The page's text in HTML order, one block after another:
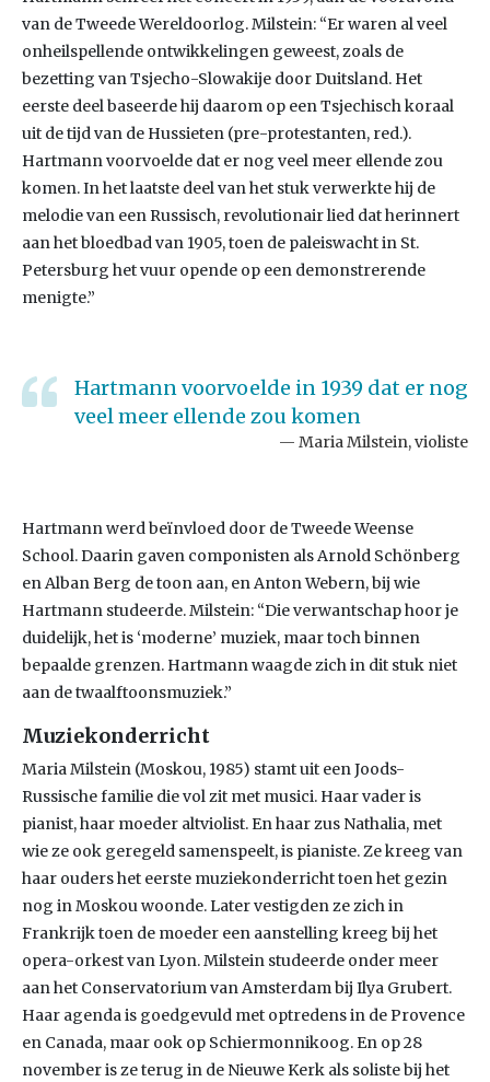
van de Tweede Wereldoorlog. Milstein: “Er waren al veel
onheilspellende ontwikkelingen geweest, zoals de
bezetting van Tsjecho-Slowakije door Duitsland. Het
eerste deel baseerde hij daarom op een Tsjechisch koraal
uit de tijd van de Hussieten (pre-protestanten, red.).
Hartmann voorvoelde dat er nog veel meer ellende zou
komen. In het laatste deel van het stuk verwerkte hij de
melodie van een Russisch, revolutionair lied dat herinnert
aan het bloedbad van 1905, toen de paleiswacht in St.
Petersburg het vuur opende op een demonstrerende
menigte.”
Hartmann voorvoelde in 1939 dat er nog
veel meer ellende zou komen
Maria Milstein, violiste
Hartmann werd beïnvloed door de Tweede Weense
School. Daarin gaven componisten als Arnold Schönberg
en Alban Berg de toon aan, en Anton Webern, bij wie
Hartmann studeerde. Milstein: “Die verwantschap hoor je
duidelijk, het is ‘moderne’ muziek, maar toch binnen
bepaalde grenzen. Hartmann waagde zich in dit stuk niet
aan de twaalftoonsmuziek.”
Muziekonderricht
Maria Milstein (Moskou, 1985) stamt uit een Joods-
Russische familie die vol zit met musici. Haar vader is
pianist, haar moeder altviolist. En haar zus Nathalia, met
wie ze ook geregeld samenspeelt, is pianiste. Ze kreeg van
haar ouders het eerste muziekonderricht toen het gezin
nog in Moskou woonde. Later vestigden ze zich in
Frankrijk toen de moeder een aanstelling kreeg bij het
opera-orkest van Lyon. Milstein studeerde onder meer
aan het Conservatorium van Amsterdam bij Ilya Grubert.
Haar agenda is goedgevuld met optredens in de Provence
en Canada, maar ook op Schiermonnikoog. En op 28
november is ze terug in de Nieuwe Kerk als soliste bij het